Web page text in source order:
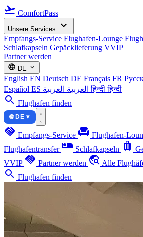
flight_takeoff ComfortPass
Unsere Services expand_more
Empfangs-Service Flughafen-Lounge
Schlafkapseln Gepäcklieferung VVIP
Partner werden
language DE expand_more
English EN Deutsch DE Français FR
Español ES العربية العربية हिन्दीहिन्दी
search Flughafen finden
🌐 DE ▾
handshake Empfangs-Service chair Flughafen-
Flughafentransfer airline_seat_individual_suite Schlafkapseln luggage
VVIP handshake Partner werden travel_explore Alle
search Flughafen finden